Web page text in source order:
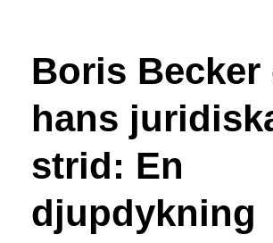
Boris Becker
hans
strid: En
djupdykning